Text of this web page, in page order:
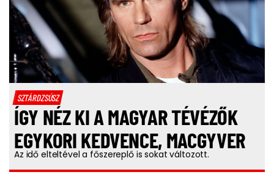
SZTÁRDZSÚSZ
ÍGY NÉZ KI A MAGYAR TÉVÉZŐK
EGYKORI KEDVENCE, MACGYVER
Az idő elteltével a főszereplő is sokat változott.